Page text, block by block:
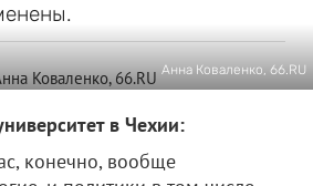
Анна Коваленко, 66.RU
в Чехии:
конечно, вообще